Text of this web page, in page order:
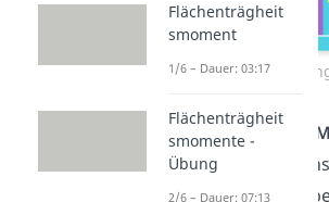
Mohrscher
Wir wollen nun den
Spannungskreis
Hauptspannungen
Flächenträgheit
smoment
1/6 – Dauer: 03:17
Flächenträgheit
smomente -
Übung
2/6 – Dauer: 07:13